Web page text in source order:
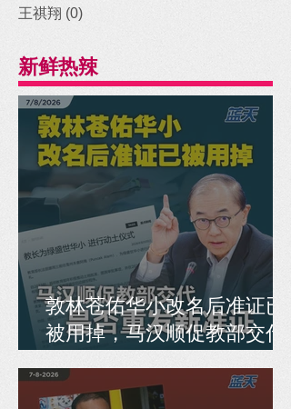
王祺翔 (0)
新鲜热辣
敦林苍佑华小改名后准证已
被用掉，马汉顺促教部交代